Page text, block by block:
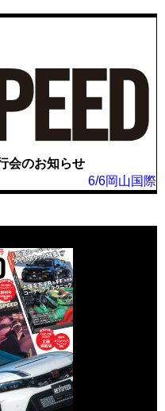
会のお知らせ
6/6岡山国際